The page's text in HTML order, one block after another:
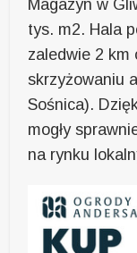
Magazyn w
tys. m2. Hala
zaledwie 2 km
skrzyżowaniu
Sośnica).
mogły
na rynku